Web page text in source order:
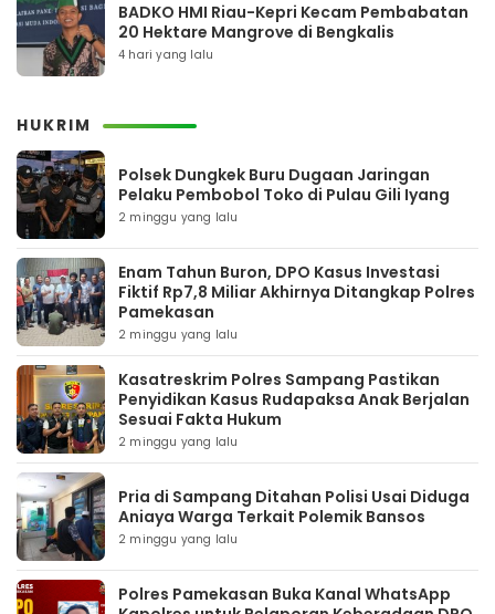
BADKO HMI Riau-Kepri Kecam Pembabatan
20 Hektare Mangrove di Bengkalis
4 hari yang lalu
HUKRIM
Polsek Dungkek Buru Dugaan Jaringan
Pelaku Pembobol Toko di Pulau Gili Iyang
2 minggu yang lalu
Enam Tahun Buron, DPO Kasus Investasi
Fiktif Rp7,8 Miliar Akhirnya Ditangkap Polres
Pamekasan
2 minggu yang lalu
Kasatreskrim Polres Sampang Pastikan
Penyidikan Kasus Rudapaksa Anak Berjalan
Sesuai Fakta Hukum
2 minggu yang lalu
Pria di Sampang Ditahan Polisi Usai Diduga
Aniaya Warga Terkait Polemik Bansos
2 minggu yang lalu
Polres Pamekasan Buka Kanal WhatsApp